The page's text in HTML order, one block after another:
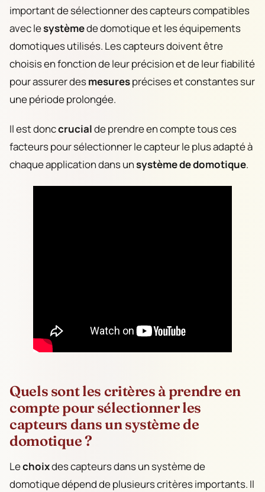
important de sélectionner des capteurs compatibles
avec lesystèmede domotique et les équipements
domotiques utilisés. Les capteurs doivent être
choisis en fonction de leur précision et de leur fiabilité
pour assurer desmesuresprécises et constantes sur
une période prolongée.
Il est donccrucialde prendre en compte tous ces
facteurs pour sélectionner le capteur le plus adapté à
chaque application dans unsystème de domotique.
Quels sont les critères à prendre en
compte pour sélectionner les
capteurs dans un système de
domotique ?
Lechoixdes capteurs dans un système de
domotique dépend de plusieurs critères importants. Il